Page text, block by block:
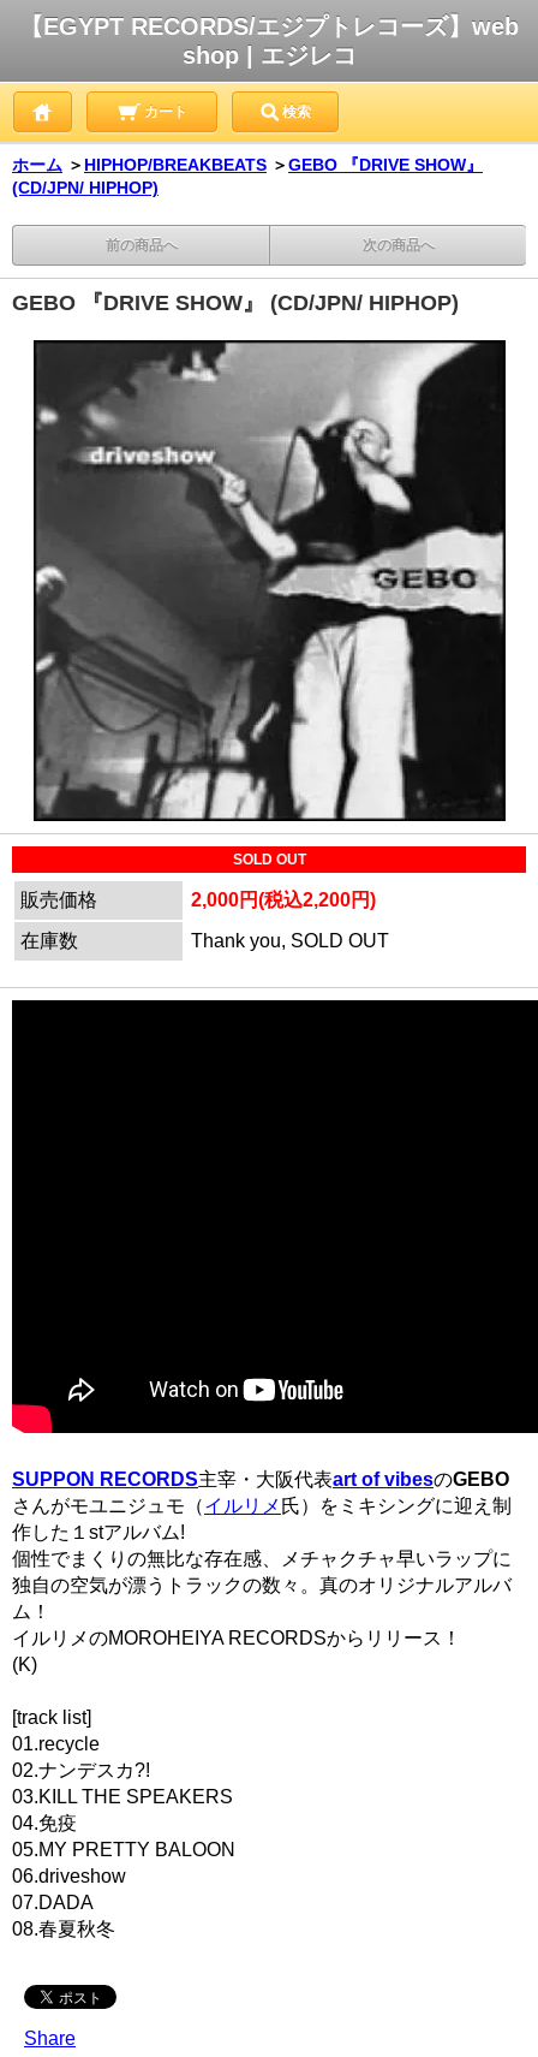
【EGYPT RECORDS/エジプトレコーズ】web
shop | エジレコ
カート 検索
ホーム ＞ HIPHOP/BREAKBEATS ＞GEBO 『DRIVE SHOW』
(CD/JPN/ HIPHOP)
前の商品へ 次の商品へ
GEBO 『DRIVE SHOW』 (CD/JPN/ HIPHOP)
SOLD OUT
販売価格
2,000円(税込2,200円)
在庫数
Thank you, SOLD OUT
SUPPON RECORDS主宰・大阪代表art of vibesのGEBO
さんがモユニジュモ（イルリメ 氏）をミキシングに迎え制
作した１stアルバム!
個性でまくりの無比な存在感、メチャクチャ早いラップに
独自の空気が漂うトラックの数々。真のオリジナルアルバ
ム！
イルリメのMOROHEIYA RECORDSからリリース！
(K)
[track list]
01.recycle
02.ナンデスカ?!
03.KILL THE SPEAKERS
04.免疫
05.MY PRETTY BALOON
06.driveshow
07.DADA
08.春夏秋冬
Share